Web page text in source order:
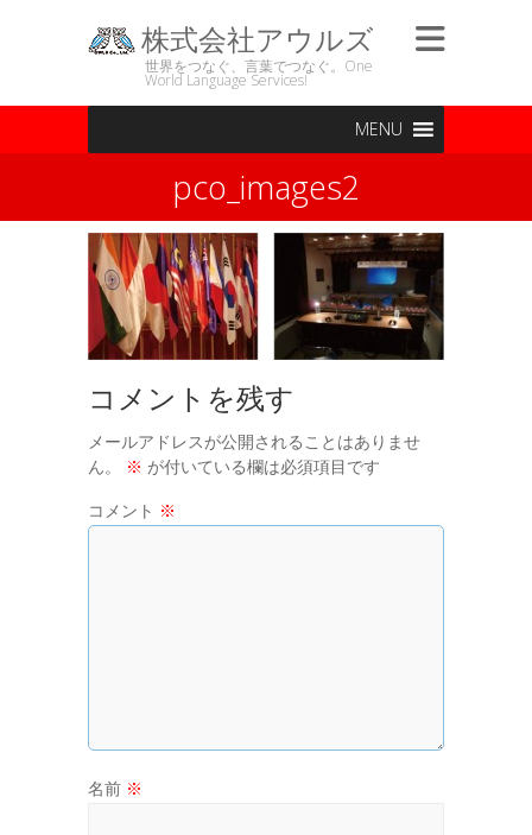
株式会社アウルズ
世界をつなぐ、言葉でつなぐ。One
World Language Services!
MENU
pco_images2
コメントを残す
メールアドレスが公開されることはありませ
ん。
※ が付いている欄は必須項目です
コメント ※
名前 ※